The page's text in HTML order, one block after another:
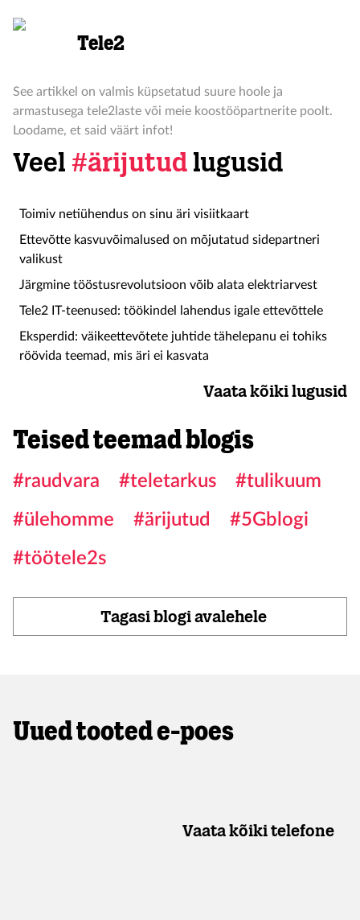
Tele2
See artikkel on valmis küpsetatud suure hoole ja
armastusega tele2laste või meie koostööpartnerite poolt.
Loodame, et said väärt infot!
Veel #ärijutud lugusid
Toimiv netiühendus on sinu äri visiitkaart
Ettevõtte kasvuvõimalused on mõjutatud sidepartneri
valikust
Järgmine tööstusrevolutsioon võib alata elektriarvest
Tele2 IT-teenused: töökindel lahendus igale ettevõttele
Eksperdid: väikeettevõtete juhtide tähelepanu ei tohiks
röövida teemad, mis äri ei kasvata
Vaata kõiki lugusid
Teised teemad blogis
#raudvara #teletarkus
#tulikuum
#ülehomme
#ärijutud
#5Gblogi
#töötele2s
Tagasi blogi avalehele
Uued tooted e-poes
Vaata kõiki telefone